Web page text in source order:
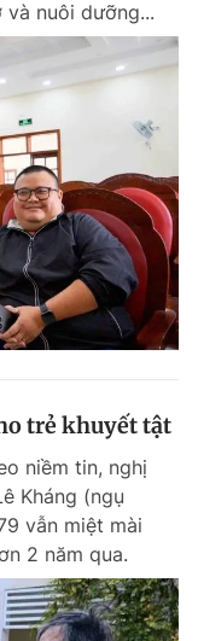
cáo
404
Chính sách bảo
ngày 24.3.2020
Niên. Cấm sao chép
bằng văn bản.
nuôi dưỡng...
trẻ khuyết tật
niềm tin, nghị
Kháng (ngụ
vẫn miệt mài
2 năm qua.